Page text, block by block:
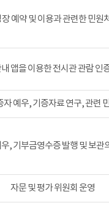
예약 및 이용과 관련한 민원
앱을 이용한 전시관 관람 인
자 예우, 기증자료 연구, 관련
, 기부금영수증 발행 및 보관
자문 및 평가 위원회 운영